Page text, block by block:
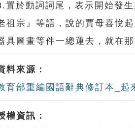
置於動詞詞尾，表示開始發
祖宗』等語，說的賈母喜悅
具圖畫等件一總運去，就在那
料來源：
育部重編國語辭典修訂本_起
權資訊：